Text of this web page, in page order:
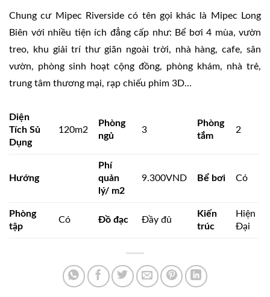
Chung cư Mipec Riverside có tên gọi khác là Mipec Long
Biên với nhiều tiện ích đẳng cấp như: Bể bơi 4 mùa, vườn
treo, khu giải trí thư giãn ngoài trời, nhà hàng, cafe, sân
vườn, phòng sinh hoạt cộng đồng, phòng khám, nhà trẻ,
trung tâm thương mại, rạp chiếu phim 3D…
Diện
Tích Sủ
Dụng
120m2
Phòng
ngủ
3
Phòng
tắm
2
Hướng
Phí
quản
lý/ m2
9.300VND Bể bơi Có
Phòng
tập
Có Đồ đạc Đầy đủ
Kiến
trúc
Hiện
Đại